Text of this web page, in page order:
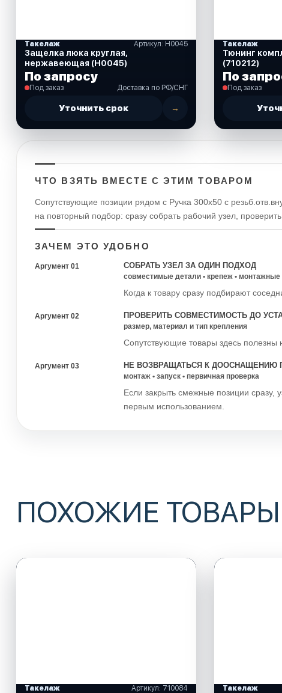
Такелаж Артикул: Н0045
Защелка люка круглая,
нержавеющая (Н0045)
По запросу
Под заказ Доставка по РФ/СНГ
Уточнить срок →
Такелаж
Тюнинг
(710212)
По
Под заказ
ЧТО ВЗЯТЬ ВМЕСТЕ С ЭТИМ ТОВАРОМ
Сопутствующие позиции рядом с Ручка 300х50 с
на повторный подбор: сразу собрать рабочий узел,
ЗАЧЕМ ЭТО УДОБНО
Аргумент 01 СОБРАТЬ УЗЕЛ ЗА ОДИН ПОДХОД
совместимые детали • крепеж •
Когда к товару сразу подбирают
Аргумент 02 ПРОВЕРИТЬ СОВМЕСТИМОСТЬ ДО
размер, материал и тип крепления
Сопутствующие товары здесь полезны
Аргумент 03 НЕ ВОЗВРАЩАТЬСЯ К ДООСНАЩЕНИЮ
монтаж • запуск • первичная проверка
Если закрыть смежные позиции сразу,
первым использованием.
ПОХОЖИЕ ТОВАРЫ
Такелаж Артикул: 710084 Такелаж